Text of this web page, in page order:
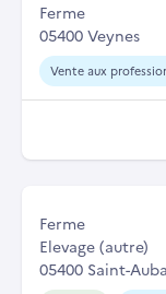
Ferme
05400 Veynes
Vente aux
Ferme
Elevage (autre)
05400 Saint-